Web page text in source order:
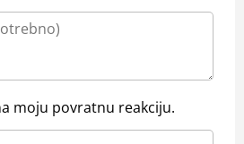
moju povratnu reakciju.